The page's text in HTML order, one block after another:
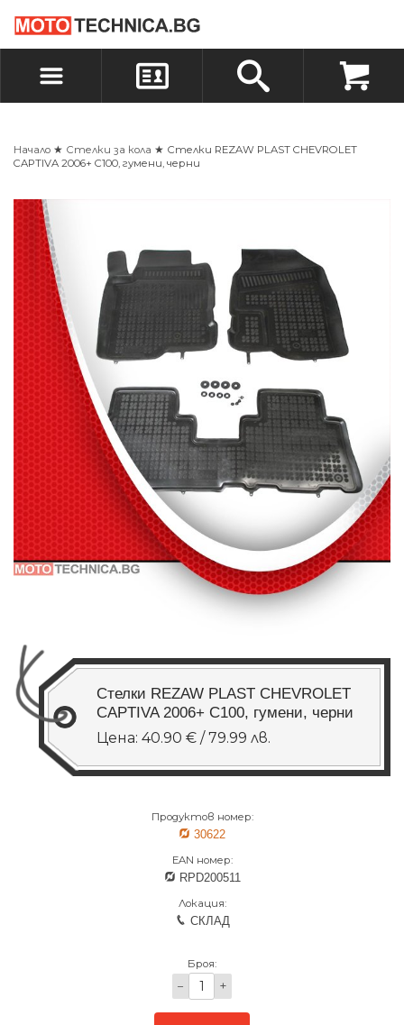
ВХОД
БЪРЗА ПОРЪЧКА ПОРЪЧКА
Начало ★ Стелки за кола ★ Стелки REZAW PLAST CHEVROLET
CAPTIVA 2006+ C100, гумени, черни
Стелки REZAW PLAST CHEVROLET
CAPTIVA 2006+ C100, гумени, черни
Цена: 40.90 € / 79.99 лв.
Продуктов номер:
30622
EAN номер:
RPD200511
Локация:
СКЛАД
Броя:
− +